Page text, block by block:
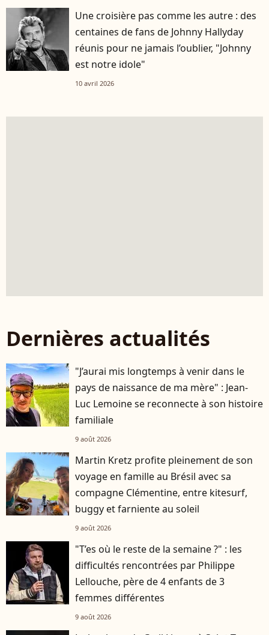
Une croisière pas comme les autre : des
centaines de fans de Johnny Hallyday
réunis pour ne jamais l’oublier, "Johnny
est notre idole"
10 avril 2026
Dernières actualités
"J’aurai mis longtemps à venir dans le
pays de naissance de ma mère" : Jean-
Luc Lemoine se reconnecte à son histoire
familiale
9 août 2026
Martin Kretz profite pleinement de son
voyage en famille au Brésil avec sa
compagne Clémentine, entre kitesurf,
buggy et farniente au soleil
9 août 2026
"T’es où le reste de la semaine ?" : les
difficultés rencontrées par Philippe
Lellouche, père de 4 enfants de 3
femmes différentes
9 août 2026